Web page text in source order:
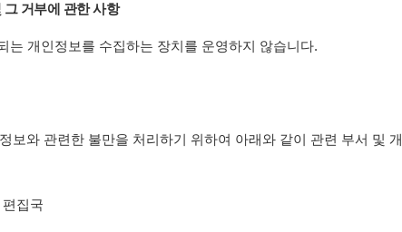
거부에 관한 사항
는 개인정보를 수집하는 장치를 운영하지 않습니다.
보와 관련한 불만을 처리하기 위하여 아래와 같이 관련 부서 및 개
집국